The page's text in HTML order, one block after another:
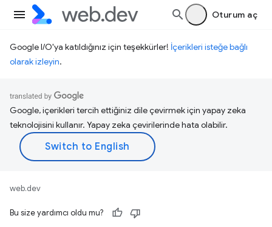
Oturum aç
Google I/O'ya katıldığınız için teşekkürler! İçerikleri isteğe bağlı
olarak izleyin.
Google, içerikleri tercih ettiğiniz dile çevirmek için yapay zeka
teknolojisini kullanır. Yapay zeka çevirilerinde hata olabilir.
web.dev
Bu size yardımcı oldu mu?